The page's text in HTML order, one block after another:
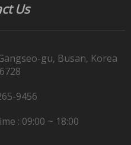
Us
gu, Busan, Korea
9456
: 09:00 ~ 18:00